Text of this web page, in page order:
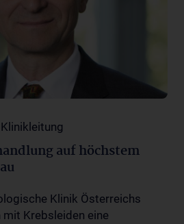
auf höchstem
Klinik Österreichs
Krebsleiden eine